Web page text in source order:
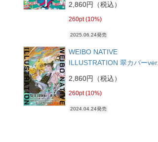
2,860円（税込）
260pt (10%)
2025.06.24発売
WEIBO NATIVE
ILLUSTRATION 翠カバーver.
2,860円（税込）
260pt (10%)
2024.04.24発売